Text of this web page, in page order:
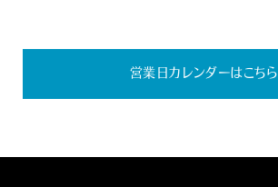
営業日カレンダーはこちら